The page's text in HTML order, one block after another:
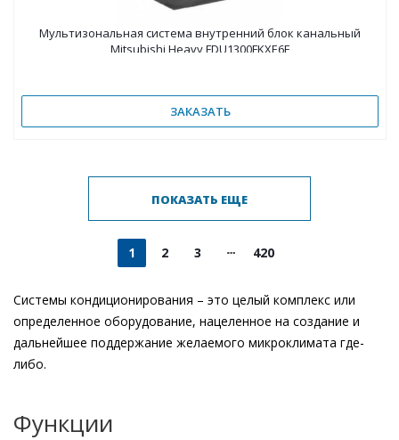
Мультизональная система внутренний блок канальный
Mitsubishi Heavy FDU1300FKXE6F
ЗАКАЗАТЬ
ПОКАЗАТЬ ЕЩЕ
1 2 3 420
Системы кондиционирования – это целый комплекс или
определенное оборудование, нацеленное на создание и
дальнейшее поддержание желаемого микроклимата где-
либо.
Функции